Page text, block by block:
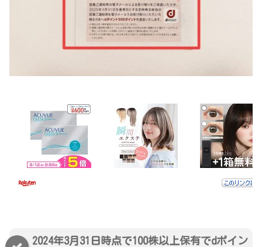
2024年3月31日時点で100株以上保有でdポイン